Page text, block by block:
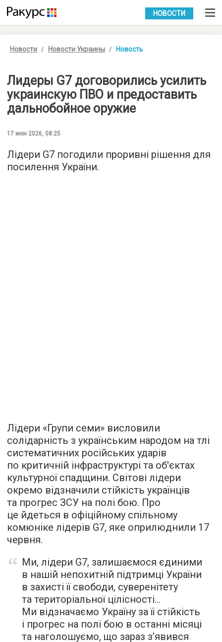
УКР РУС
НОВОСТИ
Новости Новости Украины Новость
Лидеры G7 договорились усилить
украинскую ПВО и предоставить
дальнобойное оружие
17 июн 2026, 08:25
Лідери G7 погодили проривні рішення для
посилення України.
Лідери «Групи семи» висловили
солідарність з українським народом на тлі
систематичних російських ударів
по критичній інфраструктурі та об'єктах
культурної спадщини. Світові лідери
окремо відзначили стійкість українців
та прогрес ЗСУ на полі бою. Про
це йдеться в офіційному спільному
комюніке лідерів G7, яке оприлюднили 17
червня.
Ми, лідери G7, залишаємося єдиними
в нашій непохитній підтримці України
в захисті її свободи, суверенітету
та територіальної цілісності…
Ми відзначаємо Україну за її стійкість
і прогрес на полі бою в останні місяці
та наголошуємо, що зараз з’явився